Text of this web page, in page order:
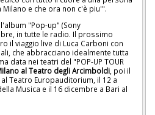
e che ora non c'è piu'".
"Pop-up" (Sony
in tutte le radio. Il prossimo
il viaggio live di Luca Carboni con
che abbracciano idealmente tutta
data nei teatri del "POP-UP TOUR
al Teatro degli Arcimboldi , poi il
Teatro Europauditorium, il 12 a
Musica e il 16 dicembre a Bari al